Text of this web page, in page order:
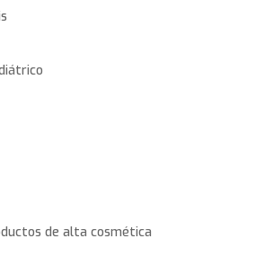
de alta cosmética